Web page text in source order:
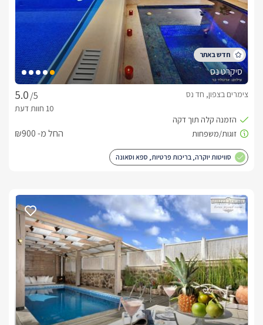
הצימרים שלל אטרקציות נהדרות - מסלולי טיולים, ספורט אתגרי,
מסעדות ובתי קפה איכותיים, פארק ירדן, בריכת המשושים, חופי
הכנרת ועוד.
לצפייה במדיניות ותנאי הזמנה - לחצו כאן
הזמנות טלפוניות בלבד
בברכה, סנדו -052-9098186
סיקרט נס
/5
צימרים בצפון, חד נס
החל מ- ₪900
סוויטות יוקרה, בריכות פרטיות, ספא וסאונה